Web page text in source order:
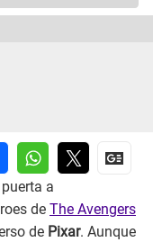
a
de The Avengers
de Pixar. Aunque